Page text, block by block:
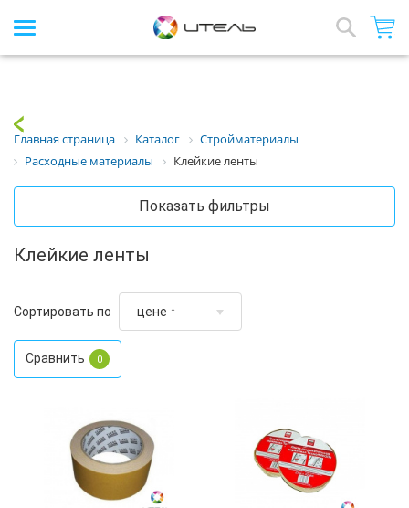
Array
Главная страница Каталог
Стройматериалы
Расходные материалы
Клейкие ленты
Показать фильтры
Клейкие ленты
Сортировать по
Сравнить 0